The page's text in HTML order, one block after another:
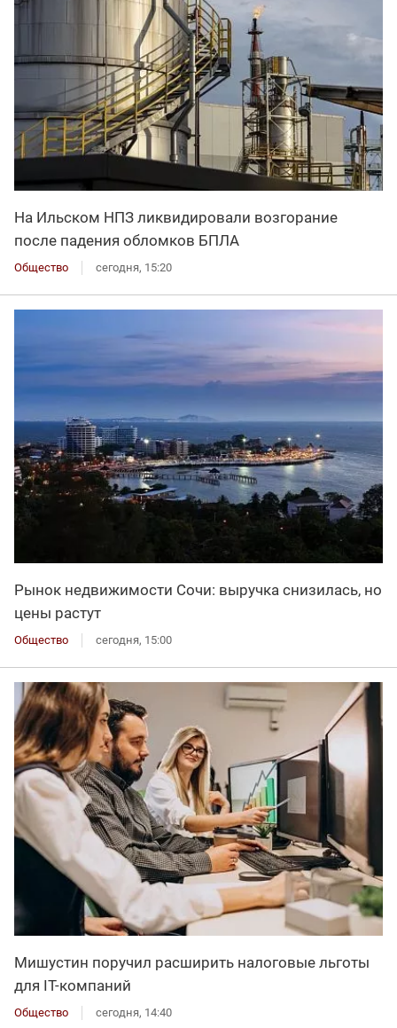
На Ильском НПЗ ликвидировали возгорание
после падения обломков БПЛА
Общество сегодня, 15:20
Рынок недвижимости Сочи: выручка снизилась, но
цены растут
Общество сегодня, 15:00
Мишустин поручил расширить налоговые льготы
для IT-компаний
Общество сегодня, 14:40